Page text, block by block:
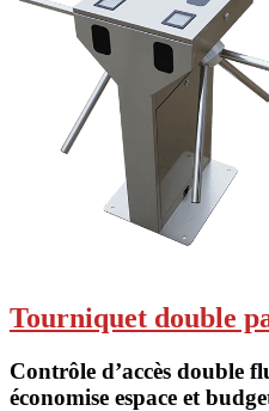
Tourniquet double
Contrôle d’accès double
économise espace et